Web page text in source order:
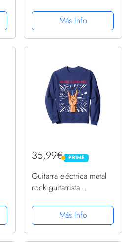
SudaderaMás Info
35,99€ PRIME
PRIME
Guitarra eléctrica metal
rock guitarrista
SudaderaMás Info